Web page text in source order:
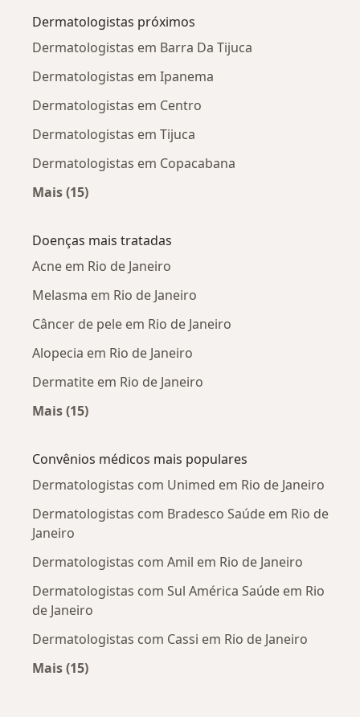
Dermatologistas próximos
Dermatologistas em Barra Da Tijuca
Dermatologistas em Ipanema
Dermatologistas em Centro
Dermatologistas em Tijuca
Dermatologistas em Copacabana
Mais (15)
Doenças mais tratadas
Acne em Rio de Janeiro
Melasma em Rio de Janeiro
Câncer de pele em Rio de Janeiro
Alopecia em Rio de Janeiro
Dermatite em Rio de Janeiro
Mais (15)
Convênios médicos mais populares
Dermatologistas com Unimed em Rio de Janeiro
Dermatologistas com Bradesco Saúde em Rio de
Janeiro
Dermatologistas com Amil em Rio de Janeiro
Dermatologistas com Sul América Saúde em Rio
de Janeiro
Dermatologistas com Cassi em Rio de Janeiro
Mais (15)